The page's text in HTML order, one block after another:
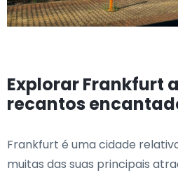
Explorar Frankfurt
recantos
Frankfurt é uma cidade
muitas das suas principais